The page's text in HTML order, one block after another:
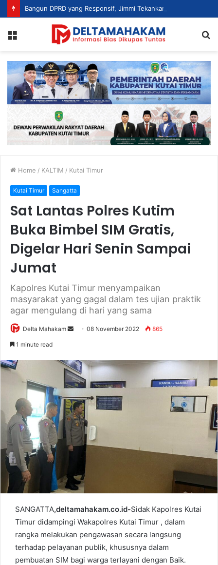
Home / KALTIM / Kutai Timur
Kutai Timur Sangatta
Sat Lantas Polres Kutim
Buka Bimbel SIM Gratis,
Digelar Hari Senin Sampai
Jumat
Kapolres Kutai Timur menyampaikan
masyarakat yang gagal dalam tes ujian praktik
agar mengulang di hari yang sama
Delta Mahakam
d
a
n
e
m
a
l
08 November 2022 865
1 minute read
SANGATTA,deltamahakam.co.id-Sidak Kapolres Kutai
Timur didampingi Wakapolres Kutai Timur , dalam
rangka melakukan pengawasan secara langsung
terhadap pelayanan publik, khususnya dalam
pembuatan SIM bagi warga terlayani dengan Baik.